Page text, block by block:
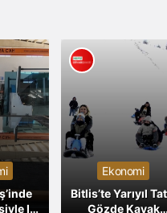
Isı
Ekonomi
Bitlis’te Yarıyıl
Gözde Kayak